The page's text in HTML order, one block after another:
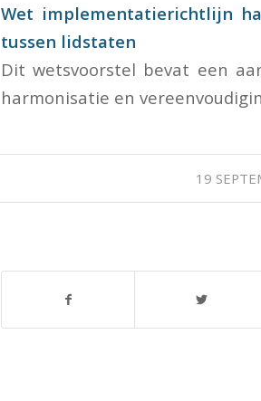
Wet implementatierichtlijn
tussen lidstaten
Dit wetsvoorstel bevat een
harmonisatie en
19